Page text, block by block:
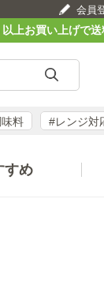
会員
上お買い上げで送
料 #レンジ対
すめ